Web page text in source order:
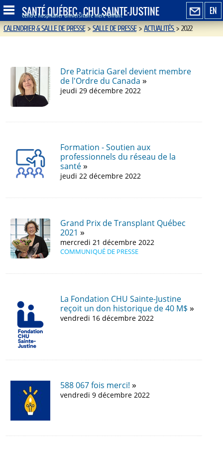
EN
SANTÉ QUÉBEC - CHU SAINTE-JUSTINE
Centre hospitalier universitaire mère-enfant
CALENDRIER & SALLE DE PRESSE>SALLE DE PRESSE>ACTUALITÉS>2022
Dre Patricia Garel devient membre
de l'Ordre du Canada
jeudi 29 décembre 2022
Formation - Soutien aux
professionnels du réseau de la
santé
jeudi 22 décembre 2022
Grand Prix de Transplant Québec
2021
mercredi 21 décembre 2022
COMMUNIQUÉ DE PRESSE
La Fondation CHU Sainte-Justine
reçoit un don historique de 40 M$
vendredi 16 décembre 2022
588 067 fois merci!
vendredi 9 décembre 2022